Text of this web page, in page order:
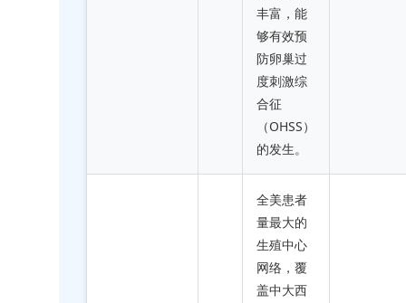
丰富，能
够有效预
防卵巢过
度刺激综
合征
（OHSS）
的发生。
全美患者
量最大的
生殖中心
网络，覆
盖中大西